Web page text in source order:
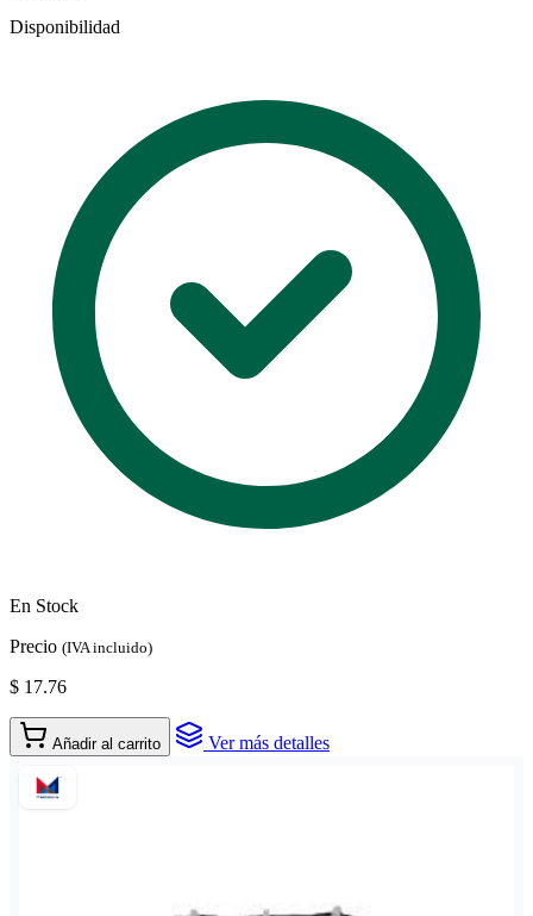
Disponibilidad
En Stock
Precio (IVA incluido)
$ 17.76
Añadir al carrito Ver más detalles